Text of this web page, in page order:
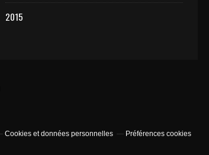
2015
Cookies et données personnelles Préférences cookies